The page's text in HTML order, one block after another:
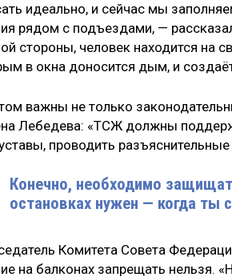
идеально, и сейчас мы
рядом с подъездами, —
стороны, человек находится на
в окна доносится дым, и
важны не только
Лебедева: «ТСЖ должны
проводить
Конечно, необходимо
остановках нужен — когда ты
Комитета Совета
на балконах запрещать нельзя.